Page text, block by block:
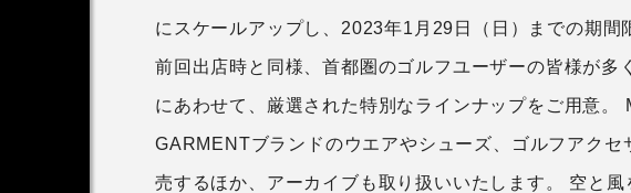
にスケールアップし、2023年1月29日（日）までの期間
前回出店時と同様、首都圏のゴルフユーザーの皆様が多
にあわせて、厳選された特別なラインナップをご用意。
GARMENTブランドのウエアやシューズ、ゴルフアクセ
売するほか、アーカイブも取り扱いいたします。 空と